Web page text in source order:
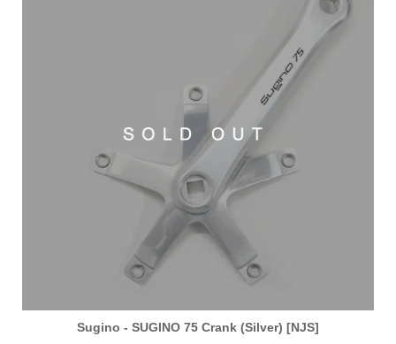
Sugino - SUGINO 75 Crank (Silver) [NJS]